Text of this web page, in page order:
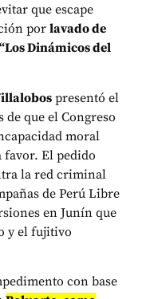
que escape
por lavado de
“Los Dinámicos del
presentó el
que el Congreso
moral
favor. El pedido
la red criminal
de Perú Libre
en Junín que
y el fujitivo
con base